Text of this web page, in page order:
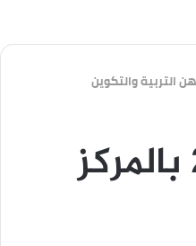
الرشيدية: حفل تخرج فوج 2022 بالمركز